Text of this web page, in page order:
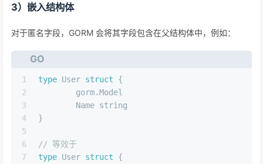
3）嵌入结构体
对于匿名字段，GORM 会将其字段包含在父结构体中，例如：
GO
1
2
3
4
5
6
7
type User struct {
	gorm.Model
	Name
string
}
// 等效于
type User struct {